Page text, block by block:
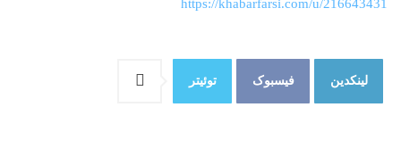
https://khabarfarsi.com/u/216643431
توئیتر فیسبوک لینکدین